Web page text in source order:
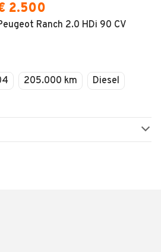
2.500
Ranch 2.0 HDi 90 CV
205.000 km
Diesel